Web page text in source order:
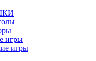
игры
игры